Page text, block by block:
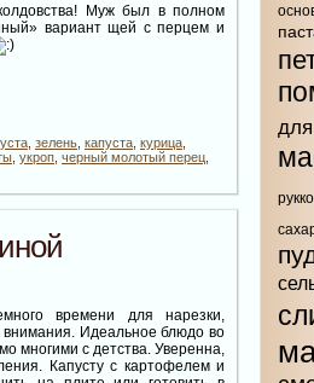
Муж был в полном
вариант щей с перцем и
зелень капуста курица
укроп черный молотый перец
времени для нарезки,
внимания. Идеальное блюдо во
многими с детства. Уверенна,
Капусту с картофелем и